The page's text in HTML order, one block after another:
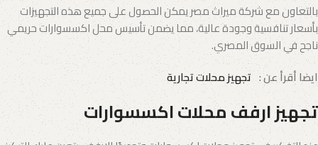
بالتعاون مع شركة ميراث مصر يمكن الحصول على جميع هذه التجهيزات
بأسعار تنافسية وجودة عالية، مما يضمن تأسيس محل اكسسوارات حريمي
ناجح في السوق المصري.
ايضا أقرأ عن : تجهيز محلات تجارية
تجهيز ارفف محلات اكسسوارات